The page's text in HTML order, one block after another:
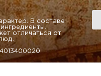
В составе
отличаться от